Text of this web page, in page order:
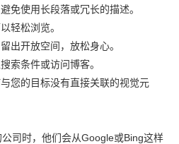
免使用长段落或冗长的描述。
轻松浏览。
出开放空间，放松身心。
索条件或访问博客。
您的目标没有直接关联的视觉元
司时，他们会从Google或Bing这样